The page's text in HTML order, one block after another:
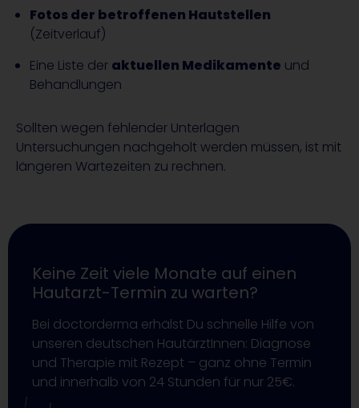
Fotos der betroffenen Hautstellen
(Zeitverlauf)
Eine Liste der aktuellen Medikamente und
Behandlungen
Sollten wegen fehlender Unterlagen
Untersuchungen nachgeholt werden müssen, ist mit
längeren Wartezeiten zu rechnen.
Keine Zeit viele Monate auf einen
Hautarzt-Termin zu warten?
Bei doctorderma erhälst Du schnelle Hilfe von
unseren deutschen HautärztInnen: Diagnose
und Therapie mit Rezept – ganz ohne Termin
und innerhalb von 24 Stunden für nur 25€.